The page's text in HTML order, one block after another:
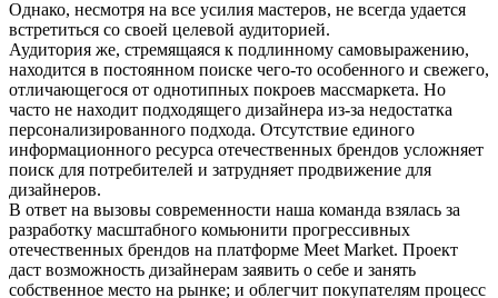
Однако, несмотря на все усилия мастеров, не всегда удается
встретиться со своей целевой аудиторией.
Аудитория же, стремящаяся к подлинному самовыражению,
находится в постоянном поиске чего-то особенного и свежего,
отличающегося от однотипных покроев массмаркета. Но
часто не находит подходящего дизайнера из-за недостатка
персонализированного подхода. Отсутствие единого
информационного ресурса отечественных брендов усложняет
поиск для потребителей и затрудняет продвижение для
дизайнеров.
В ответ на вызовы современности наша команда взялась за
разработку масштабного комьюнити прогрессивных
отечественных брендов на платформе Meet Market. Проект
даст возможность дизайнерам заявить о себе и занять
собственное место на рынке; и облегчит покупателям процесс